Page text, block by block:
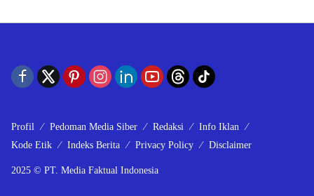
Profil Pedoman Media Siber Redaksi
Info Iklan
Kode Etik
Indeks Berita Privacy Policy Disclaimer
2025 © PT. Media Faktual Indonesia